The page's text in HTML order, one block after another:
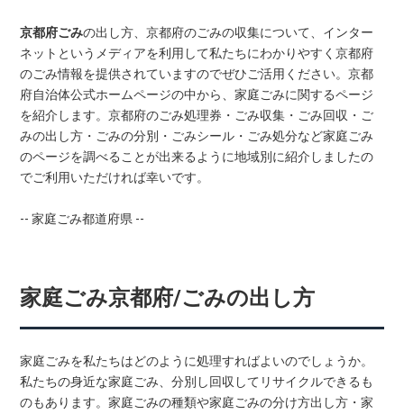
京都府ごみの出し方、京都府のごみの収集について、インター
ネットというメディアを利用して私たちにわかりやすく京都府
のごみ情報を提供されていますのでぜひご活用ください。京都
府自治体公式ホームページの中から、家庭ごみに関するページ
を紹介します。京都府のごみ処理券・ごみ収集・ごみ回収・ご
みの出し方・ごみの分別・ごみシール・ごみ処分など家庭ごみ
のページを調べることが出来るように地域別に紹介しましたの
でご利用いただければ幸いです。
-- 家庭ごみ都道府県 --
家庭ごみ京都府/ごみの出し方
家庭ごみを私たちはどのように処理すればよいのでしょうか。
私たちの身近な家庭ごみ、分別し回収してリサイクルできるも
のもあります。家庭ごみの種類や家庭ごみの分け方出し方・家